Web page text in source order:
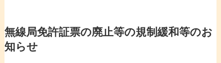
無線局免許証票の廃止等の規制緩和等のお
知らせ